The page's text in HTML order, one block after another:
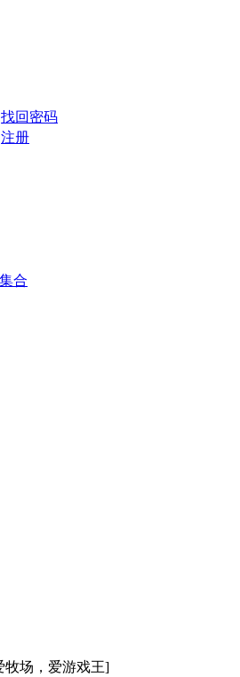
找回密码
注册
合
牧场，爱游戏王]